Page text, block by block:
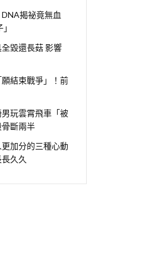
揭祕竟無血
毀還長菇 影響
結束戰爭」！前
玩雲霄飛車「被
斷兩半
加分的三種心動
久久